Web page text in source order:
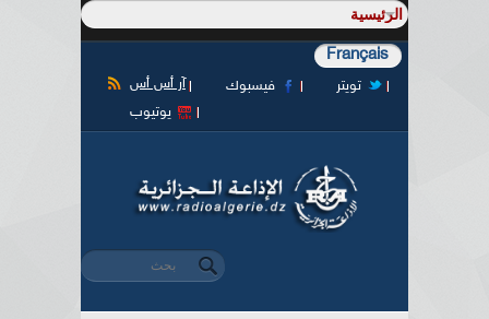
Français
آر أس أس فيسبوك
تويتر
يوتيوب
استمارة البحث
‏بحث ‏